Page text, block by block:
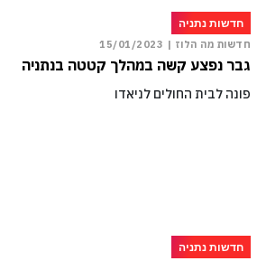
חדשות נתניה
חדשות מה הלוז | 15/01/2023
גבר נפצע קשה במהלך קטטה בנתניה
פונה לבית החולים לניאדו
חדשות נתניה